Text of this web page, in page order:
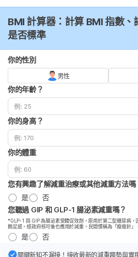
BMI 計算器：計算 BMI 指數、
是否標準
你的性別
男性
你的年齡？
你的身高？
你的體重
您有興趣了解減重治療或其他減重方法嗎
是
否
您聽過 GIP 和 GLP-1 腸泌素減重嗎？
*GLP-1 與 GIP 為腸泌素受體促效劑，原用於第二型糖尿病，
飽足感，經政府核可後也應用於減重，民間慣稱為「瘦瘦針」
是 否
關鍵新知不漏接！接收最新的減重趨勢與實